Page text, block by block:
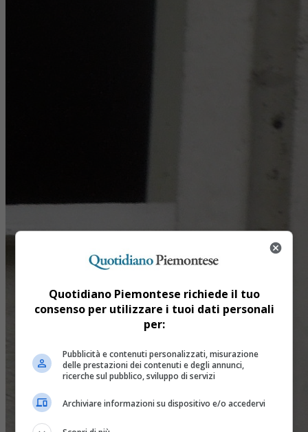
Quotidiano Piemontese richiede il tuo
consenso per utilizzare i tuoi dati personali
per:
Pubblicità e contenuti personalizzati, misurazione
delle prestazioni dei contenuti e degli annunci,
ricerche sul pubblico, sviluppo di servizi
Archiviare informazioni su dispositivo e/o accedervi